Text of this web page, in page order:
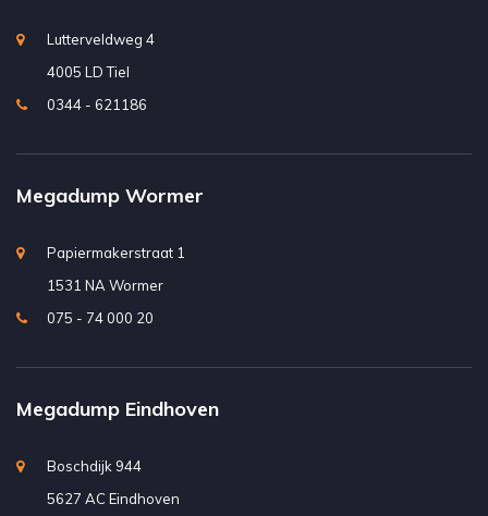
Lutterveldweg 4
4005 LD Tiel
0344 - 621186
Megadump Wormer
Papiermakerstraat 1
1531 NA Wormer
075 - 74 000 20
Megadump Eindhoven
Boschdijk 944
5627 AC Eindhoven